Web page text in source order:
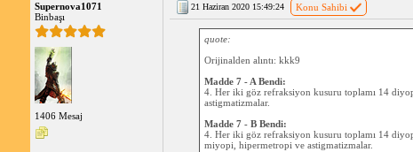
Supernova1071
Binbaşı
1406 Mesaj
21 Haziran 2020 15:49:24 Konu Sahibi
quote:
Orijinalden alıntı: kkk9
Madde 7 - A Bendi:
4. Her iki göz refraksiyon kusuru toplamı 14
astigmatizmalar.
Madde 7 - B Bendi:
4. Her iki göz refraksiyon kusuru toplamı 14
miyopi, hipermetropi ve astigmatizmalar.